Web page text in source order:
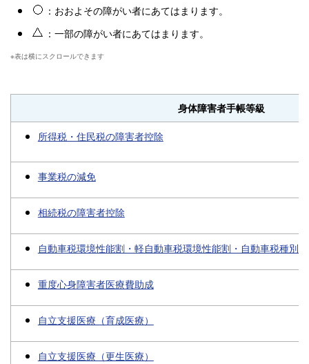
：おおよその障がい者にあてはまります。
：一部の障がい者にあてはまります。
身体障害者手帳等級
所得税・住民税の障害者控除
事業税の減免
相続税の障害者控除
自動車税環境性能割・軽自動車税環境性能割・自動車税種別
重度心身障害者医療費助成
自立支援医療（育成医療）
自立支援医療（更生医療）